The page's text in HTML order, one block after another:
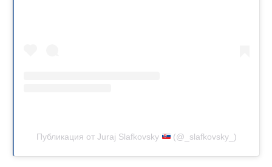
Публикация от Juraj Slafkovsky (@_slafkovsky_)